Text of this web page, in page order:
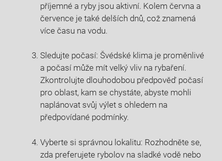
příjemné a ryby jsou ⁢aktivní.‍ Kolem června a
července⁤ je také⁣ delších dnů, což znamená⁣
více času na vodu.
Sledujte‍ počasí: Švédské klima je proměnlivé ​
a⁣ počasí může mít velký vliv‍ na rybaření.
Zkontrolujte dlouhodobou předpověď ⁢počasí
pro oblast, kam se chystáte, abyste mohli
naplánovat svůj výlet s ohledem ⁢na
předpovídané⁣ podmínky.
Vyberte ‍si ⁣správnou lokalitu: Rozhodněte se,
zda preferujete rybolov na sladké vodě nebo⁢